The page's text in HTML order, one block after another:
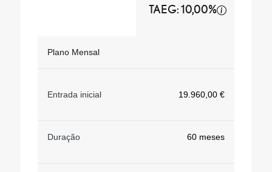
TAEG: 10,00%
Plano Mensal
Entrada inicial 19.960,00 €
Duração 60 meses